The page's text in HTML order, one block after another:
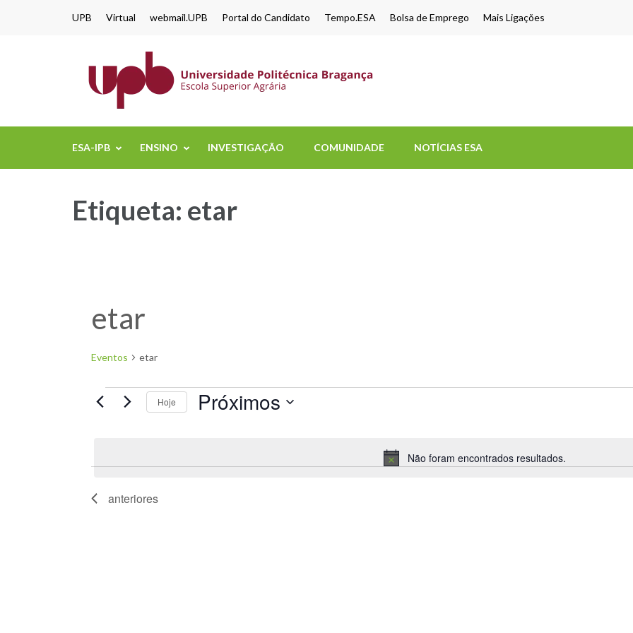
UPB Virtual webmail.UPB Portal do Candidato Tempo.ESA Bolsa de Emprego Mais Ligações
ESA-IPB ENSINO INVESTIGAÇÃO COMUNIDADE NOTÍCIAS ESA
Etiqueta: etar
etar
Eventos etar
Aviso
Não foram encontrados resultados.
Hoje Próximos
anteriores